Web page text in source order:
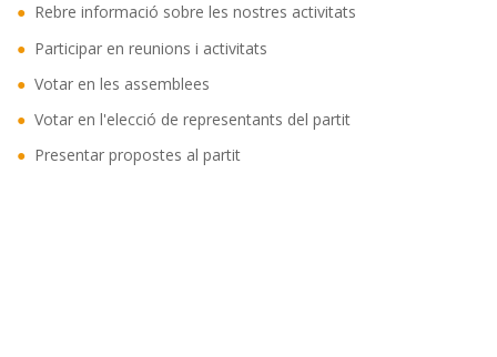
Rebre informació sobre les nostres activitats
Participar en reunions i activitats
Votar en les assemblees
Votar en l'elecció de representants del partit
Presentar propostes al partit